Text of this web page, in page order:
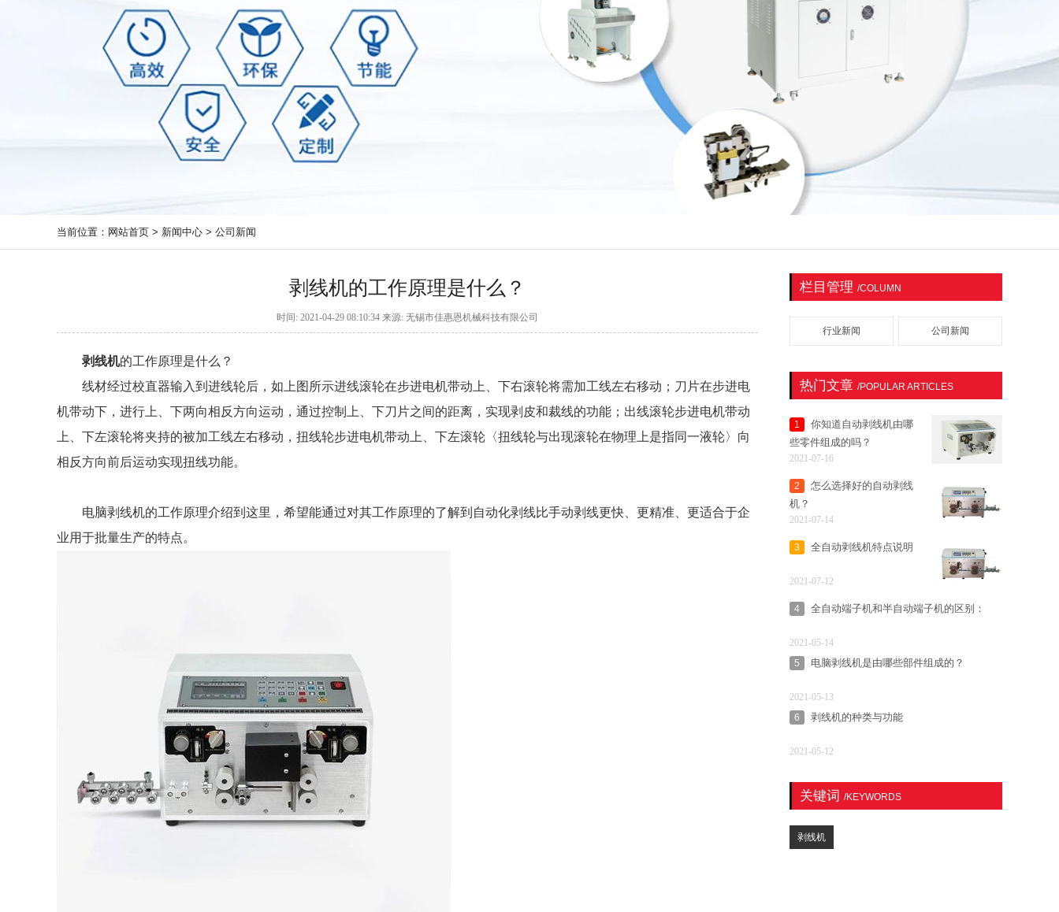
当前位置： 网站首页 > 新闻中心 > 公司新闻
剥线机的工作原理是什么？
时间: 2021-04-29 08:10:34 来源: 无锡市佳惠恩机械科技有限公司
剥线机的工作原理是什么？
线材经过校直器输入到进线轮后，如上图所示进线滚轮在步进电机带动上、下右滚轮将需加工线左右移动；刀片在步进电
机带动下，进行上、下两向相反方向运动，通过控制上、下刀片之间的距离，实现剥皮和裁线的功能；出线滚轮步进电机带动
上、下左滚轮将夹持的被加工线左右移动，扭线轮步进电机带动上、下左滚轮〈扭线轮与出现滚轮在物理上是指同一液轮〉向
相反方向前后运动实现扭线功能。
电脑剥线机的工作原理介绍到这里，希望能通过对其工作原理的了解到自动化剥线比手动剥线更快、更精准、更适合于企
业用于批量生产的特点。
栏目管理 /COLUMN
行业新闻 公司新闻
热门文章 /POPULAR ARTICLES
1
你知道自动剥线机由哪
些零件组成的吗？
2021-07-16
2
怎么选择好的自动剥线
机？
2021-07-14
3 全自动剥线机特点说明
2021-07-12
4 全自动端子机和半自动端子机的区别：
2021-05-14
5
电脑剥线机是由哪些部件组成的？
2021-05-13
6
剥线机的种类与功能
2021-05-12
关键词 /KEYWORDS
剥线机